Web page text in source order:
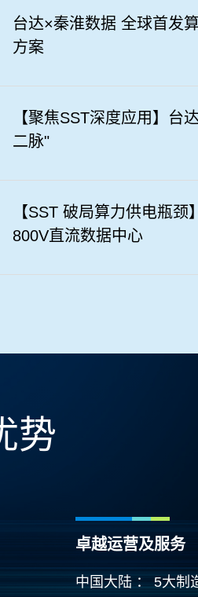
台达×秦淮数据 全球首发
方案
【聚焦SST深度应用】台
二脉"
【SST 破局算力供电瓶
800V直流数据中心
势
卓越运营及服务
中国大陆 ： 5大制